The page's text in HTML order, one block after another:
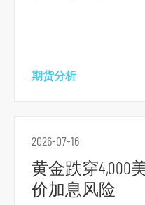
期货分析
2026-07-16
黄金跌穿4,000
价加息风险